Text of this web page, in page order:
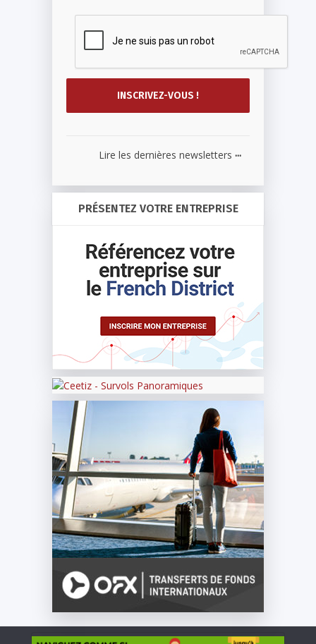
Lire les dernières newsletters ...
PRÉSENTEZ VOTRE ENTREPRISE